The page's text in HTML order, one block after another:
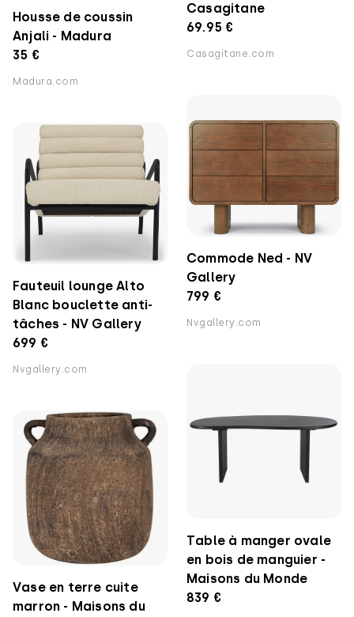
Casagitane
69.95 €
Casagitane.com
Housse de coussin
Anjali - Madura
35 €
Madura.com
Commode Ned - NV
Gallery
799 €
Nvgallery.com
Fauteuil lounge Alto
Blanc bouclette anti-
tâches - NV Gallery
699 €
Nvgallery.com
Table à manger ovale
en bois de manguier -
Maisons du Monde
839 €
Vase en terre cuite
marron - Maisons du